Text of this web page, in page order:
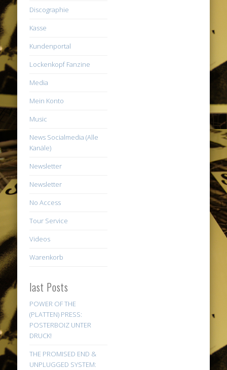
Discographie
Kasse
Kundenportal
Lockenkopf Fanzine
Media
Mein Konto
Music
News Socialmedia (Alle
Kanäle)
Newsletter
Newsletter
No Access
Tour Service
Videos
Warenkorb
last Posts
POWER OF THE
(PLATTEN) PRESS:
POSTERBOIZ UNTER
DRUCK!
THE PROMISED END &
UNPLUGGED SYSTEM: